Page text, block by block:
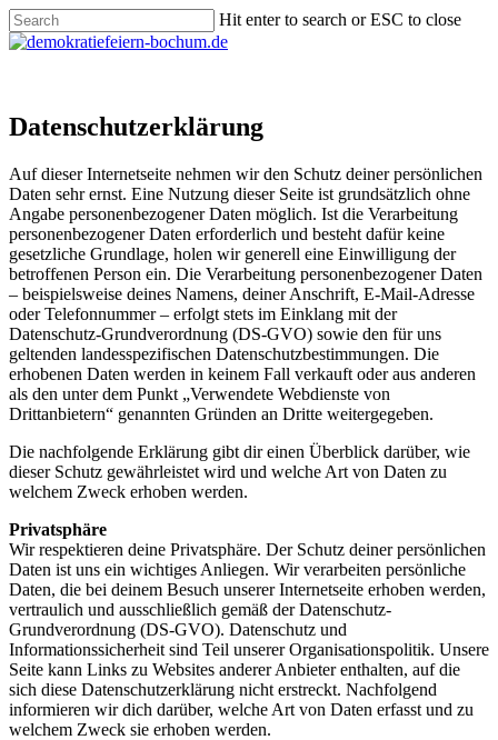
Skip
to
Hit enter to search or ESC to close
Close
Datenschutzerklärung
Auf dieser Internetseite nehmen wir den Schutz deiner persönlichen
Daten sehr ernst. Eine Nutzung dieser Seite ist grundsätzlich ohne
Angabe personenbezogener Daten möglich. Ist die Verarbeitung
personenbezogener Daten erforderlich und besteht dafür keine
gesetzliche Grundlage, holen wir generell eine Einwilligung der
betroffenen Person ein. Die Verarbeitung personenbezogener Daten
– beispielsweise deines Namens, deiner Anschrift, E-Mail-Adresse
oder Telefonnummer – erfolgt stets im Einklang mit der
Datenschutz-Grundverordnung (DS-GVO) sowie den für uns
geltenden landesspezifischen Datenschutzbestimmungen. Die
erhobenen Daten werden in keinem Fall verkauft oder aus anderen
als den unter dem Punkt „Verwendete Webdienste von
Drittanbietern“ genannten Gründen an Dritte weitergegeben.
Die nachfolgende Erklärung gibt dir einen Überblick darüber, wie
dieser Schutz gewährleistet wird und welche Art von Daten zu
welchem Zweck erhoben werden.
Privatsphäre
Wir respektieren deine Privatsphäre. Der Schutz deiner persönlichen
Daten ist uns ein wichtiges Anliegen. Wir verarbeiten persönliche
Daten, die bei deinem Besuch unserer Internetseite erhoben werden,
vertraulich und ausschließlich gemäß der Datenschutz-
Grundverordnung (DS-GVO). Datenschutz und
Informationssicherheit sind Teil unserer Organisationspolitik. Unsere
Seite kann Links zu Websites anderer Anbieter enthalten, auf die
sich diese Datenschutzerklärung nicht erstreckt. Nachfolgend
informieren wir dich darüber, welche Art von Daten erfasst und zu
welchem Zweck sie erhoben werden.